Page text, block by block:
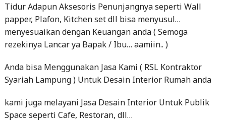
Tidur Adapun Aksesoris Penunjangnya seperti Wall
papper, Plafon, Kitchen set dll bisa menyusul…
menyesuaikan dengan Keuangan anda ( Semoga
rezekinya Lancar ya Bapak / Ibu… aamiin.. )
Anda bisa Menggunakan Jasa Kami ( RSL Kontraktor
Syariah Lampung ) Untuk Desain Interior Rumah anda
kami juga melayani Jasa Desain Interior Untuk Publik
Space seperti Cafe, Restoran, dll…